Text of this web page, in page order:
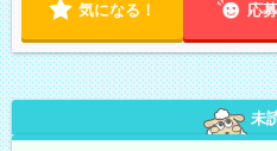
気になる！ 応
未